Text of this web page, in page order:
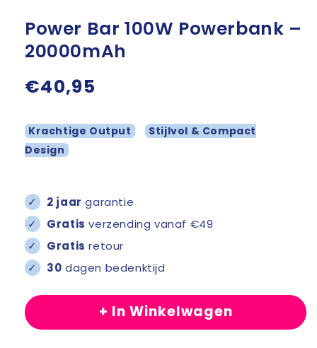
Power Bar 100W Powerbank –
20000mAh
Normale
€40,95
Krachtige Output
Stijlvol & Compact
Design
✓ 2 jaar garantie
✓
Gratis verzending vanaf €49
✓
Gratis retour
✓
30 dagen bedenktijd
+ In Winkelwagen